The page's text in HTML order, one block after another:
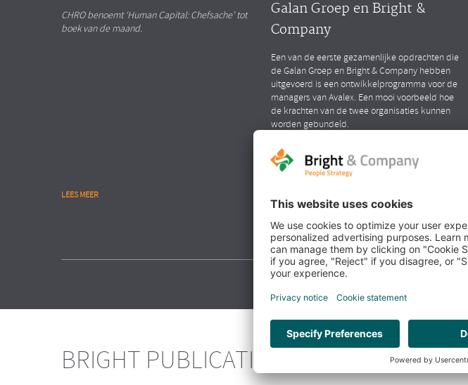
CHRO benoemt ‘Human Capital: Chefsache’ tot
boek van de maand.
LEES MEER
Galan Groep en Bright &
Company
Een van de eerste gezamenlijke opdrachten die
de Galan Groep en Bright & Company hebben
uitgevoerd is een ontwikkelprogramma voor de
managers van Avalex. Een mooi voorbeeld hoe
de krachten van de twee organisaties kunnen
worden gebundeld.
NIEUWS
Interview met Richard en
Hendrik over het samengaan
Consultancy.nl interviewde Richard en Hendrik
over het samengaan van Bright & Company en de
Galan Groep.
BRIGHT PUBLICATIES